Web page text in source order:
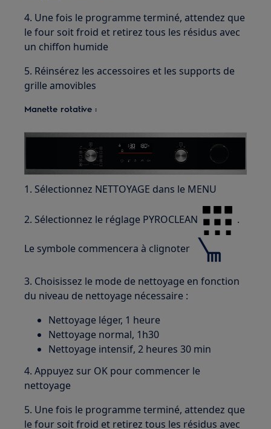
4. Une fois le programme terminé, attendez que
le four soit froid et retirez tous les résidus avec
un chiffon humide
5. Réinsérez les accessoires et les supports de
grille amovibles
Manette rotative :
1. Sélectionnez NETTOYAGE dans le MENU
2. Sélectionnez le réglage PYROCLEAN .
Le symbole commencera à clignoter
3. Choisissez le mode de nettoyage en fonction
du niveau de nettoyage nécessaire :
Nettoyage léger, 1 heure
Nettoyage normal, 1h30
Nettoyage intensif, 2 heures 30 min
4. Appuyez sur OK pour commencer le
nettoyage
5. Une fois le programme terminé, attendez que
le four soit froid et retirez tous les résidus avec